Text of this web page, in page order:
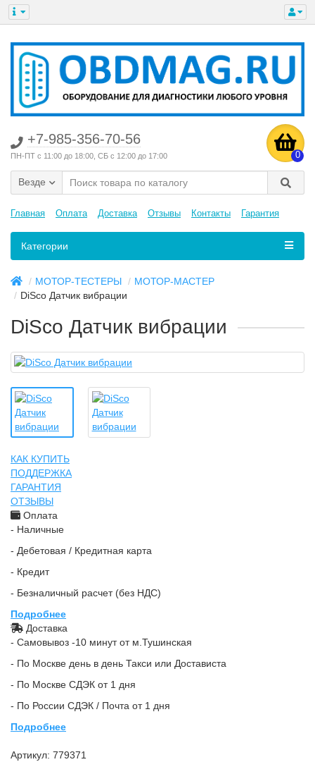
+7-985-356-70-56
ПН-ПТ с 11:00 до 18:00, СБ с 12:00 до 17:00 0
Везде
Главная Оплата Доставка Отзывы Контакты Гарантия
Категории
МОТОР-ТЕСТЕРЫ
МОТОР-МАСТЕР
DiSco Датчик вибрации
DiSco Датчик вибрации
КАК КУПИТЬ
ПОДДЕРЖКА
ГАРАНТИЯ
ОТЗЫВЫ
Оплата
- Наличные
- Дебетовая / Кредитная карта
- Кредит
- Безналичный расчет (без НДС)
Подробнее
Доставка
- Самовывоз -10 минут от м.Тушинская
- По Москве день в день Такси или Достависта
- По Москве СДЭК от 1 дня
- По России СДЭК / Почта от 1 дня
Подробнее
Артикул: 779371